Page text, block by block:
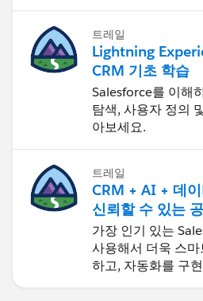
트레일
Lightning
CRM 기초 학습
Salesforce를 이해
탐색, 사용자 정의
아보세요.
트레일
CRM + AI + 데
신뢰할 수 있는
가장 인기 있는
사용해서 더욱 스
하고, 자동화를 구
AI를 구축하세요.